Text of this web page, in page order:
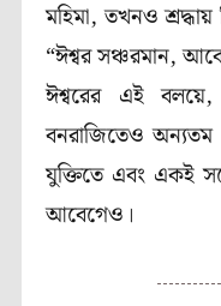
মহিমা, তখনও
“ঈশ্বর সঞ্চরমান,
ঈশ্বরের এই
বনরাজিতেও
যুক্তিতে এবং একই
আবেগেও।